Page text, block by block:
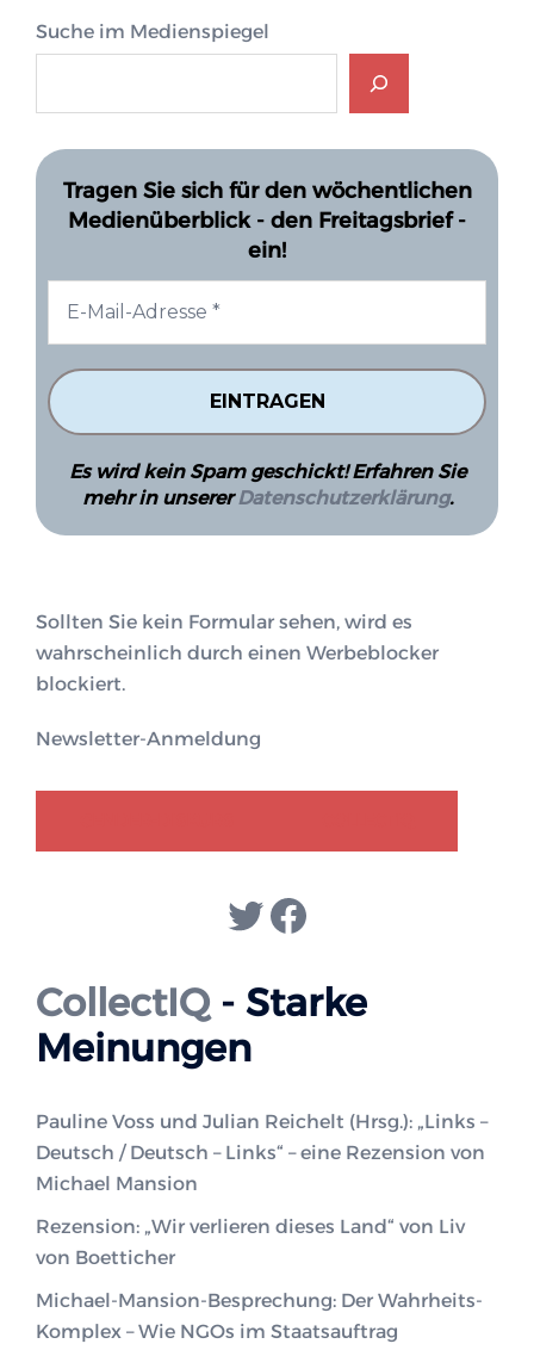
Suche im Medienspiegel
Tragen Sie sich für den wöchentlichen
Medienüberblick - den Freitagsbrief -
ein!
Es wird kein Spam geschickt! Erfahren Sie
mehr in unsererDatenschutzerklärung.
Sollten Sie kein Formular sehen, wird es
wahrscheinlich durch einen Werbeblocker
blockiert.
Newsletter-Anmeldung
Twitter
Facebook
CollectIQ- Starke
Meinungen
Pauline Voss und Julian Reichelt (Hrsg.): „Links –
Deutsch / Deutsch – Links“ – eine Rezension von
Michael Mansion
Rezension: „Wir verlieren dieses Land“ von Liv
von Boetticher
Michael-Mansion-Besprechung: Der Wahrheits-
Komplex – Wie NGOs im Staatsauftrag